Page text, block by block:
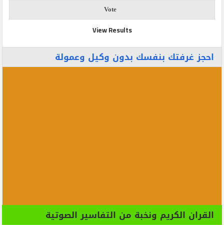
View Results
احجز غرفتك بنفسك بدون وكيل وعمولة
القران الكريم ونخبة من التفاسير الصوتية